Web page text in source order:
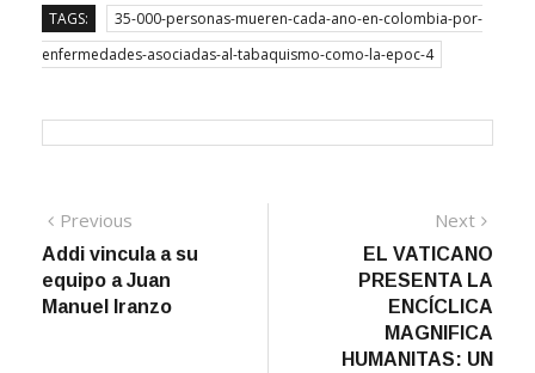
TAGS:
35-000-personas-mueren-cada-ano-en-colombia-por-
enfermedades-asociadas-al-tabaquismo-como-la-epoc-4
Navegación
de
entradas
Previous
post:
Addi vincula a su
equipo a Juan
Manuel Iranzo
Next
EL VATICANO
PRESENTA LA
ENCÍCLICA
MAGNIFICA
HUMANITAS: UN